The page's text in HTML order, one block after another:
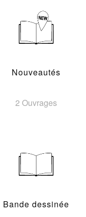
Nouveautés
2 Ouvrages
Bande dessinée